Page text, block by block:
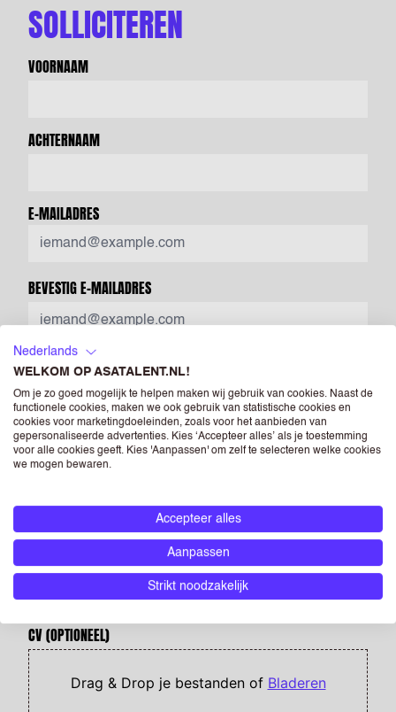
SOLLICITEREN
VOORNAAM
ACHTERNAAM
E-MAILADRES
BEVESTIG E-MAILADRES
MOBIEL TELEFOONNUMMER
Voer een geldig telefoonnummer in. Bijvoorbeeld +31612345678,
0031612345678 of 0612345678.
POSTCODE
CV(OPTIONEEL)
Drag & Drop je bestanden of Bladeren
Nederlands
WELKOM OP ASATALENT.NL!
Om je zo goed mogelijk te helpen maken wij gebruik van cookies. Naast de
functionele cookies, maken we ook gebruik van statistische cookies en
cookies voor marketingdoeleinden, zoals voor het aanbieden van
gepersonaliseerde advertenties. Kies ‘Accepteer alles’ als je toestemming
voor alle cookies geeft. Kies 'Aanpassen' om zelf te selecteren welke cookies
we mogen bewaren.
Accepteer alles
Aanpassen
Strikt noodzakelijk